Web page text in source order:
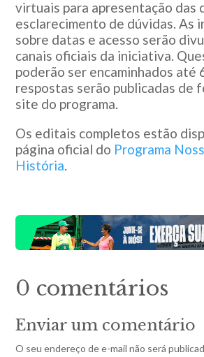
virtuais para apresentação das
esclarecimento de dúvidas. As
sobre datas e acesso serão
canais oficiais da iniciativa.
poderão ser encaminhados até
respostas serão publicadas de
site do programa.
Os editais completos estão
página oficial do Programa
História.
0 comentários
Enviar um comentário
O seu endereço de e-mail não será